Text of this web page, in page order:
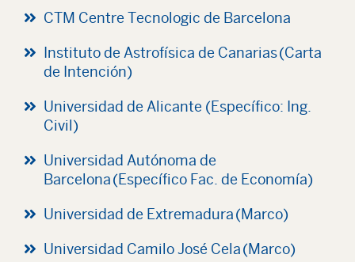
CTM Centre Tecnologic de Barcelona
Instituto de Astrofísica de Canarias (Carta
de Intención)
Universidad de Alicante (Específico: Ing.
Civil)
Universidad Autónoma de
Barcelona (Específico Fac. de Economía)
Universidad de Extremadura (Marco)
Universidad Camilo José Cela (Marco)